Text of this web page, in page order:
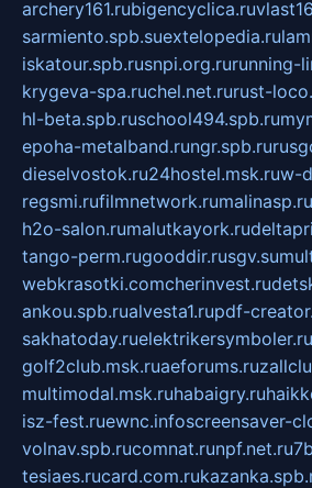
archery161.rubigencyclica.ru
sarmiento.spb.suextelopedia.ru
iskatour.spb.rusnpi.org.rurunning-
krygeva-spa.ruchel.net.rurust-
hl-beta.spb.ruschool494.spb.ru
epoha-metalband.rungr.spb.ru
dieselvostok.ru24hostel.msk.ruw-
regsmi.rufilmnetwork.rumalinasp.ru
h2o-salon.rumalutkayork.ru
tango-perm.rugooddir.rusgv.su
webkrasotki.comcherinvest.ru
ankou.spb.rualvesta1.rupdf-
sakhatoday.ruelektrikersymboler.ru
golf2club.msk.ruaeforums.ru
multimodal.msk.ruhabaigry.ru
isz-fest.ruewnc.infoscreensaver-
volnav.spb.rucomnat.runpf.net.ru
tesiaes.rucard.com.ru